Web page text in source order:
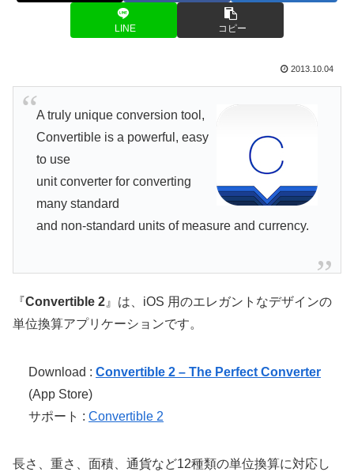
LINE コピー
2013.10.04
A truly unique conversion tool,
Convertible is a powerful, easy
to use
unit converter for converting
many standard
and non-standard units of measure and currency.
『Convertible 2 』は、iOS 用のエレガントなデザインの
単位換算アプリケーションです。
Download : Convertible 2 – The Perfect Converter
(App Store)
サポート : Convertible 2
長さ、重さ、面積、通貨など12種類の単位換算に対応し